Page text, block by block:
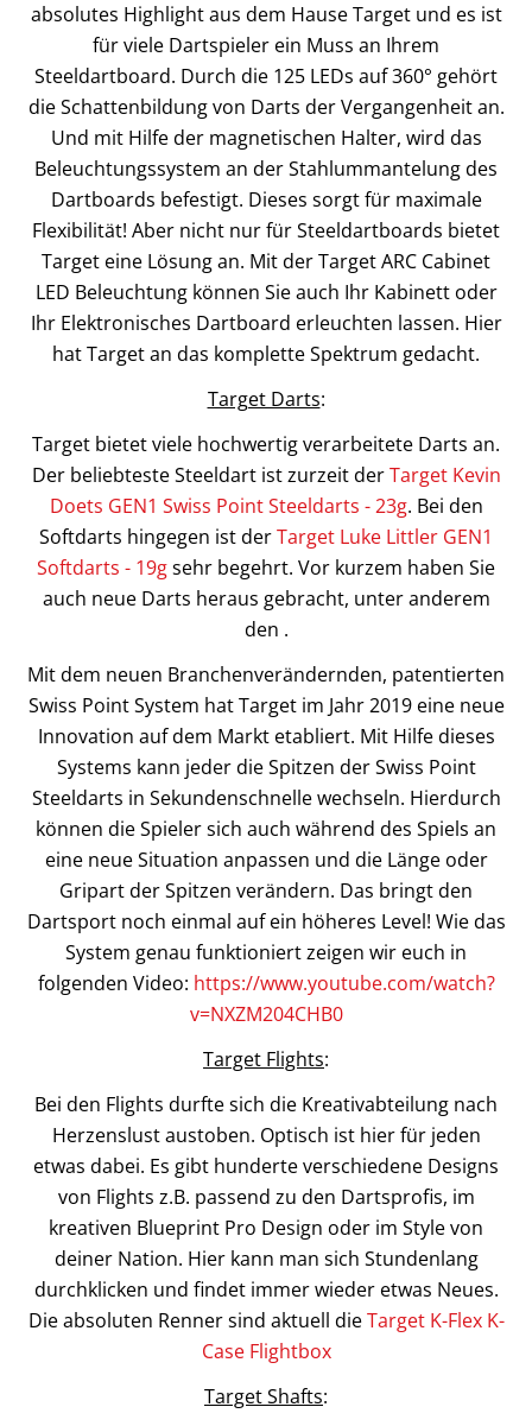
absolutes Highlight aus dem Hause Target und es ist
für viele Dartspieler ein Muss an Ihrem
Steeldartboard. Durch die 125 LEDs auf 360° gehört
die Schattenbildung von Darts der Vergangenheit an.
Und mit Hilfe der magnetischen Halter, wird das
Beleuchtungssystem an der Stahlummantelung des
Dartboards befestigt. Dieses sorgt für maximale
Flexibilität! Aber nicht nur für Steeldartboards bietet
Target eine Lösung an. Mit der Target ARC Cabinet
LED Beleuchtung können Sie auch Ihr Kabinett oder
Ihr Elektronisches Dartboard erleuchten lassen. Hier
hat Target an das komplette Spektrum gedacht.
Target Darts:
Target bietet viele hochwertig verarbeitete Darts an.
Der beliebteste Steeldart ist zurzeit derTarget Kevin
Doets GEN1 Swiss Point Steeldarts - 23g. Bei den
Softdarts hingegen ist derTarget Luke Littler GEN1
Softdarts - 19gsehr begehrt. Vor kurzem haben Sie
auch neue Darts heraus gebracht, unter anderem
den .
Mit dem neuen Branchenverändernden, patentierten
Swiss Point System hat Target im Jahr 2019 eine neue
Innovation auf dem Markt etabliert. Mit Hilfe dieses
Systems kann jeder die Spitzen der Swiss Point
Steeldarts in Sekundenschnelle wechseln. Hierdurch
können die Spieler sich auch während des Spiels an
eine neue Situation anpassen und die Länge oder
Gripart der Spitzen verändern. Das bringt den
Dartsport noch einmal auf ein höheres Level! Wie das
System genau funktioniert zeigen wir euch in
folgenden Video: https://www.youtube.com/watch?
v=NXZM204CHB0
Target Flights:
Bei den Flights durfte sich die Kreativabteilung nach
Herzenslust austoben. Optisch ist hier für jeden
etwas dabei. Es gibt hunderte verschiedene Designs
von Flights z.B. passend zu den Dartsprofis, im
kreativen Blueprint Pro Design oder im Style von
deiner Nation. Hier kann man sich Stundenlang
durchklicken und findet immer wieder etwas Neues.
Die absoluten Renner sind aktuell dieTarget K-Flex K-
Case Flightbox
Target Shafts: